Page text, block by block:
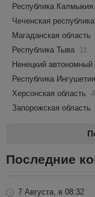
Республика Калмыкия
Чеченская республика
Магаданская область
Республика Тыва 11
Ненецкий автономный
Республика Ингушетия
Херсонская область 4
Запорожская область
Последние
7 Августа, в 08:32